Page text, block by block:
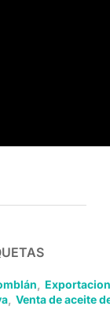
, Venta de aceite